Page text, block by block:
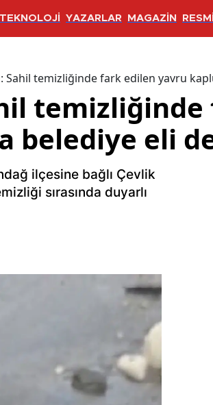
TEKNOLOJİ YAZARLAR MAGAZİN
Sahil temizliğinde fark edilen yavru
belediye eli
ilçesine bağlı Çevlik
sırasında duyarlı